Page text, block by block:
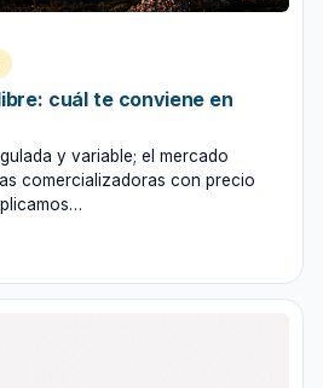
cuál te conviene en
y variable; el mercado
comercializadoras con precio